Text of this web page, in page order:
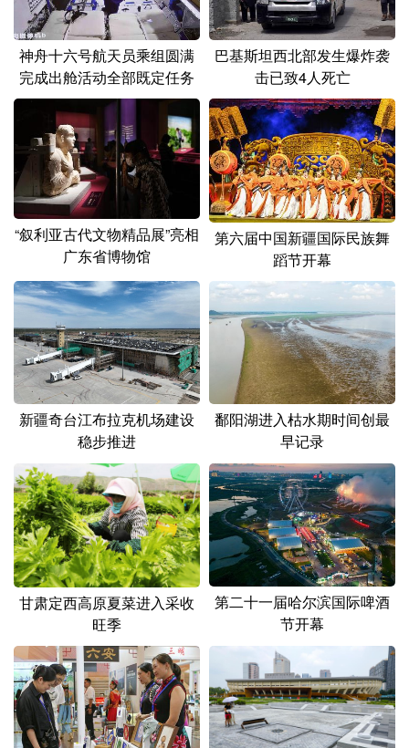
神舟十六号航天员乘组圆满
完成出舱活动全部既定任务
巴基斯坦西北部发生爆炸袭
击已致4人死亡
“叙利亚古代文物精品展”亮相
广东省博物馆
第六届中国新疆国际民族舞
蹈节开幕
新疆奇台江布拉克机场建设
稳步推进
鄱阳湖进入枯水期时间创最
早记录
甘肃定西高原夏菜进入采收
旺季
第二十一届哈尔滨国际啤酒
节开幕